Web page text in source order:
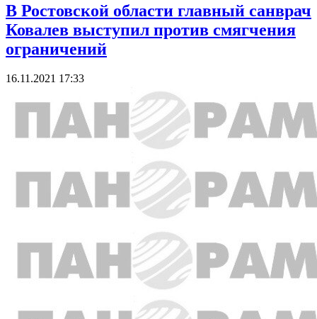
В Ростовской области главный санврач
Ковалев выступил против смягчения
ограничений
16.11.2021 17:33